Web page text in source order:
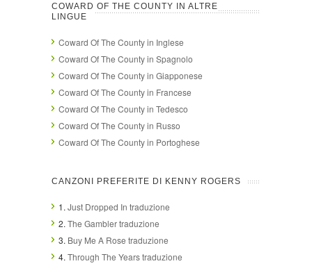
COWARD OF THE COUNTY IN ALTRE
LINGUE
Coward Of The County in Inglese
Coward Of The County in Spagnolo
Coward Of The County in Giapponese
Coward Of The County in Francese
Coward Of The County in Tedesco
Coward Of The County in Russo
Coward Of The County in Portoghese
CANZONI PREFERITE DI KENNY ROGERS
1. Just Dropped In traduzione
2. The Gambler traduzione
3. Buy Me A Rose traduzione
4. Through The Years traduzione